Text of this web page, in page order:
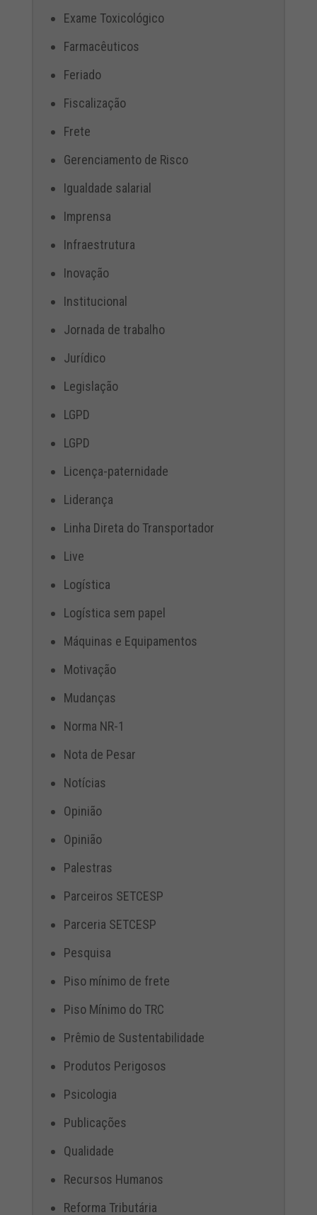
Exame Toxicológico
Farmacêuticos
Feriado
Fiscalização
Frete
Gerenciamento de Risco
Igualdade salarial
Imprensa
Infraestrutura
Inovação
Institucional
Jornada de trabalho
Jurídico
Legislação
LGPD
LGPD
Licença-paternidade
Liderança
Linha Direta do Transportador
Live
Logística
Logística sem papel
Máquinas e Equipamentos
Motivação
Mudanças
Norma NR-1
Nota de Pesar
Notícias
Opinião
Opinião
Palestras
Parceiros SETCESP
Parceria SETCESP
Pesquisa
Piso mínimo de frete
Piso Mínimo do TRC
Prêmio de Sustentabilidade
Produtos Perigosos
Psicologia
Publicações
Qualidade
Recursos Humanos
Reforma Tributária